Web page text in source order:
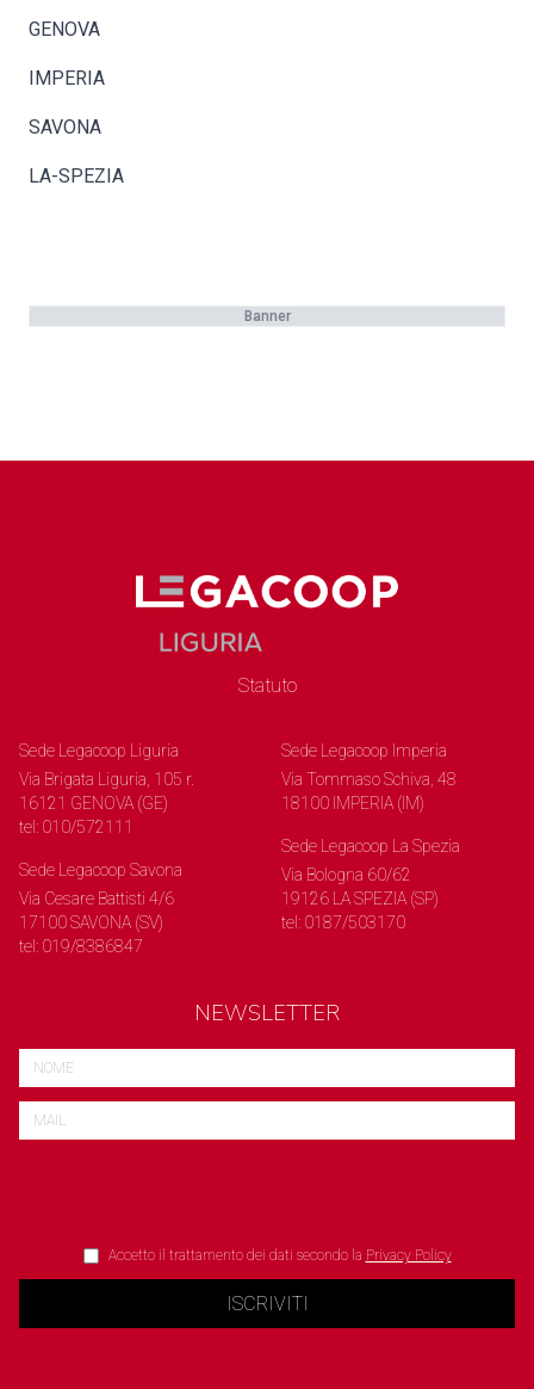
GENOVA
IMPERIA
SAVONA
LA-SPEZIA
Banner
Statuto
Sede Legacoop Liguria
Via Brigata Liguria, 105 r.
16121 GENOVA (GE)
tel: 010/572111
Sede Legacoop Savona
Via Cesare Battisti 4/6
17100 SAVONA (SV)
tel: 019/8386847
Sede Legacoop Imperia
Via Tommaso Schiva, 48
18100 IMPERIA (IM)
Sede Legacoop La Spezia
Via Bologna 60/62
19126 LA SPEZIA (SP)
tel: 0187/503170
NEWSLETTER
Accetto il trattamento dei dati secondo la Privacy Policy
ISCRIVITI